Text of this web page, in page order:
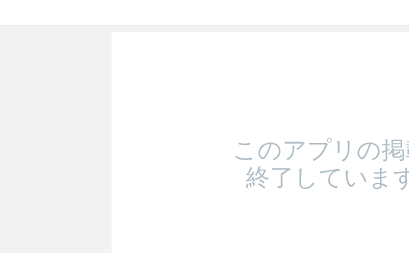
このアプリの
終了していま